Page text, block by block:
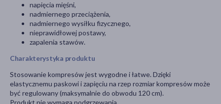
napięcia mięśni,
nadmiernego przeciążenia,
nadmiernego wysiłku fizycznego,
nieprawidłowej postawy,
zapalenia stawów.
Charakterystyka produktu
Stosowanie kompresów jest wygodne i łatwe. Dzięki
elastycznemu paskowi i zapięciu na rzep rozmiar kompresów może
być regulowany (maksymalnie do obwodu 120 cm).